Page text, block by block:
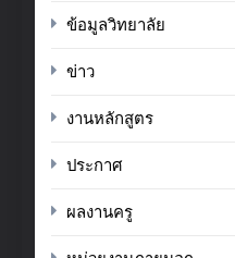
ข้อมูลวิทยาลัย
ข่าว
งานหลักสูตร
ประกาศ
ผลงานครู